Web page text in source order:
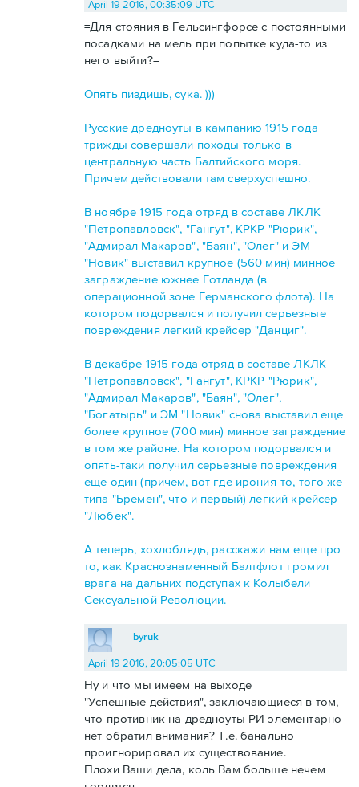
April 19 2016, 00:35:09 UTC
=Для стояния в Гельсингфорсе с постоянными
посадками на мель при попытке куда-то из
него выйти?=
Опять пиздишь, сука. )))
Русские дредноуты в кампанию 1915 года
трижды совершали походы только в
центральную часть Балтийского моря.
Причем действовали там сверхуспешно.
В ноябре 1915 года отряд в составе ЛКЛК
"Петропавловск", "Гангут", КРКР "Рюрик",
"Адмирал Макаров", "Баян", "Олег" и ЭМ
"Новик" выставил крупное (560 мин) минное
заграждение южнее Готланда (в
операционной зоне Германского флота). На
котором подорвался и получил серьезные
повреждения легкий крейсер "Данциг".
В декабре 1915 года отряд в составе ЛКЛК
"Петропавловск", "Гангут", КРКР "Рюрик",
"Адмирал Макаров", "Баян", "Олег",
"Богатырь" и ЭМ "Новик" снова выставил еще
более крупное (700 мин) минное заграждение
в том же районе. На котором подорвался и
опять-таки получил серьезные повреждения
еще один (причем, вот где ирония-то, того же
типа "Бремен", что и первый) легкий крейсер
"Любек".
А теперь, хохлоблядь, расскажи нам еще про
то, как Краснознаменный Балтфлот громил
врага на дальних подступах к Колыбели
Сексуальной Революции.
byruk
April 19 2016, 20:05:05 UTC
Ну и что мы имеем на выходе
"Успешные действия", заключающиеся в том,
что противник на дредноуты РИ элементарно
нет обратил внимания? Т.е. банально
проигнорировал их существование.
Плохи Ваши дела, коль Вам больше нечем